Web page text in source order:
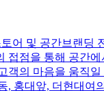
어 및 공간브랜딩
접점을 통해 공간
객의 마음을 움직일
, 홍대앞, 더현대여